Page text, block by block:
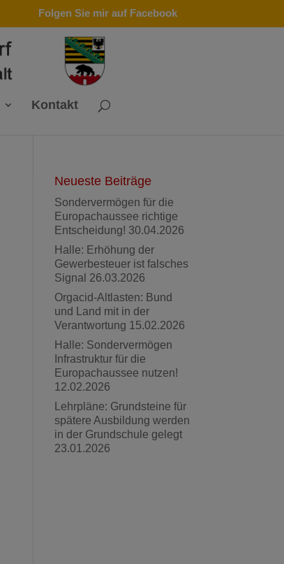
Folgen Sie mir auf Facebook
Kontakt
Neueste Beiträge
Sondervermögen für die
Europachaussee richtige
Entscheidung! 30.04.2026
Halle: Erhöhung der
Gewerbesteuer ist falsches
Signal 26.03.2026
Orgacid-Altlasten: Bund
und Land mit in der
Verantwortung 15.02.2026
Halle: Sondervermögen
Infrastruktur für die
Europachaussee nutzen!
12.02.2026
Lehrpläne: Grundsteine für
spätere Ausbildung werden
in der Grundschule gelegt
23.01.2026